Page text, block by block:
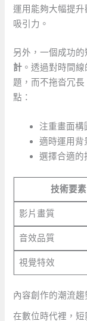
運用能夠大幅提
吸引力。
另外，一個成功
計 。透過對時間
題，而不拖沓冗
點：
注重畫面構
適時運用背
選擇合適的
技術要素
影片畫質
音效品質
視覺特效
內容創作的潮流趨
在數位時代裡，